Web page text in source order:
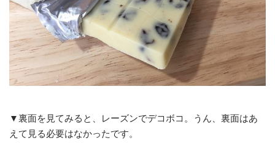
▼裏面を見てみると、レーズンでデコボコ。うん、裏面はあ
えて見る必要はなかったです。